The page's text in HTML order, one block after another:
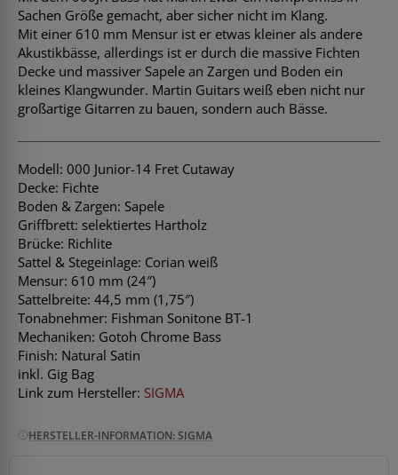
Sachen Größe gemacht, aber sicher nicht im Klang.
Mit einer 610 mm Mensur ist er etwas kleiner als andere
Akustikbässe, allerdings ist er durch die massive Fichten
Decke und massiver Sapele an Zargen und Boden ein
kleines Klangwunder. Martin Guitars weiß eben nicht nur
großartige Gitarren zu bauen, sondern auch Bässe.
Modell: 000 Junior-14 Fret Cutaway
Decke: Fichte
Boden & Zargen: Sapele
Griffbrett: selektiertes Hartholz
Brücke: Richlite
Sattel & Stegeinlage: Corian weiß
Mensur: 610 mm (24″)
Sattelbreite: 44,5 mm (1,75″)
Tonabnehmer: Fishman Sonitone BT-1
Mechaniken: Gotoh Chrome Bass
Finish: Natural Satin
inkl. Gig Bag
Link zum Hersteller: SIGMA
HERSTELLER-INFORMATION: SIGMA